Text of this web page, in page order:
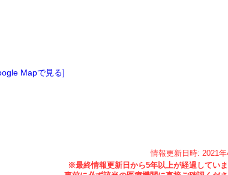
Mapで見る]
情報更新日時: 2021年